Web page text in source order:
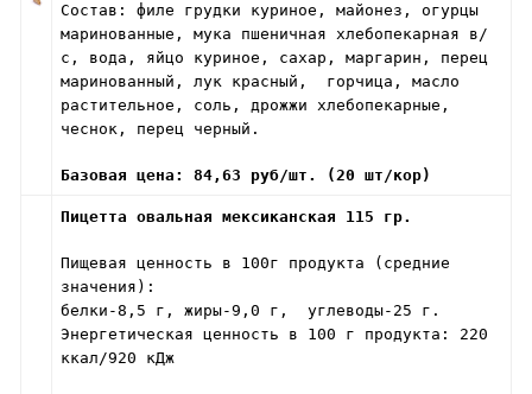
Состав: филе грудки куриное, майонез, огурцы
маринованные, мука пшеничная хлебопекарная в/
с, вода, яйцо куриное, сахар, маргарин, перец
маринованный, лук красный, горчица, масло
растительное, соль, дрожжи хлебопекарные,
чеснок, перец черный.
Базовая цена: 84,63 руб/шт. (20 шт/кор)
Пицетта овальная мексиканская 115 гр.
Пищевая ценность в 100г продукта (средние
значения):
белки-8,5 г, жиры-9,0 г, углеводы-25 г.
Энергетическая ценность в 100 г продукта: 220
ккал/920 кДж